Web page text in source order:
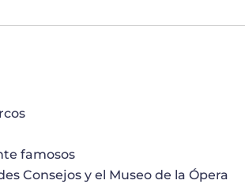
famosos
Consejos y el Museo de la Ópera